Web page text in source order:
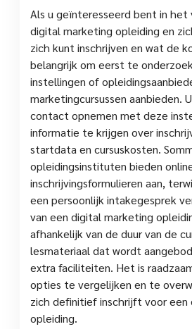
Als u geïnteresseerd bent in het
digital marketing opleiding en
zich kunt inschrijven en wat de
belangrijk om eerst te
instellingen of
marketingcursussen aanbieden.
contact opnemen met deze
informatie te krijgen over
startdata en cursuskosten.
opleidingsinstituten bieden
inschrijvingsformulieren aan,
een persoonlijk intakegesprek
van een digital marketing
afhankelijk van de duur van de
lesmateriaal dat wordt
extra faciliteiten. Het is
opties te vergelijken en te
zich definitief inschrijft voor een
opleiding.